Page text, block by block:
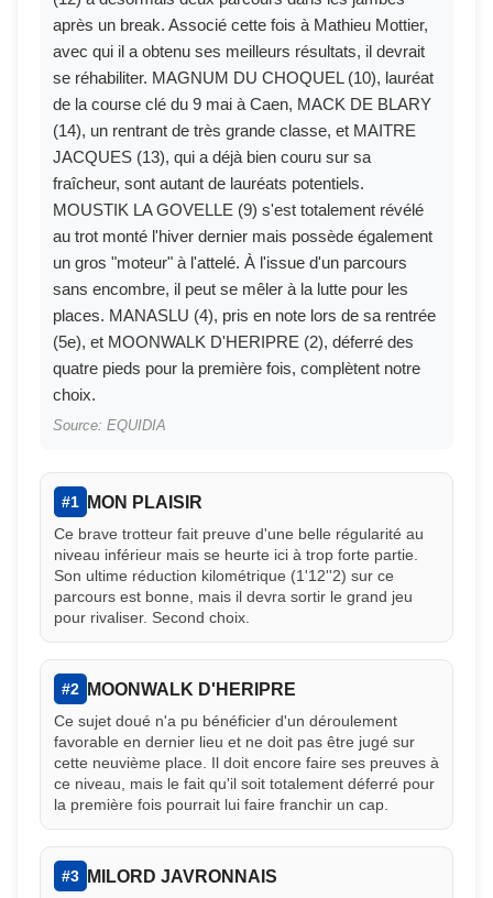
après un break. Associé cette fois à Mathieu Mottier,
avec qui il a obtenu ses meilleurs résultats, il devrait
se réhabiliter. MAGNUM DU CHOQUEL (10), lauréat
de la course clé du 9 mai à Caen, MACK DE BLARY
(14), un rentrant de très grande classe, et MAITRE
JACQUES (13), qui a déjà bien couru sur sa
fraîcheur, sont autant de lauréats potentiels.
MOUSTIK LA GOVELLE (9) s'est totalement révélé
au trot monté l'hiver dernier mais possède également
un gros "moteur" à l'attelé. À l'issue d'un parcours
sans encombre, il peut se mêler à la lutte pour les
places. MANASLU (4), pris en note lors de sa rentrée
(5e), et MOONWALK D'HERIPRE (2), déferré des
quatre pieds pour la première fois, complètent notre
choix.
Source: EQUIDIA
#1 MON PLAISIR
Ce brave trotteur fait preuve d'une belle régularité au
niveau inférieur mais se heurte ici à trop forte partie.
Son ultime réduction kilométrique (1'12''2) sur ce
parcours est bonne, mais il devra sortir le grand jeu
pour rivaliser. Second choix.
#2 MOONWALK D'HERIPRE
Ce sujet doué n'a pu bénéficier d'un déroulement
favorable en dernier lieu et ne doit pas être jugé sur
cette neuvième place. Il doit encore faire ses preuves à
ce niveau, mais le fait qu'il soit totalement déferré pour
la première fois pourrait lui faire franchir un cap.
#3 MILORD JAVRONNAIS